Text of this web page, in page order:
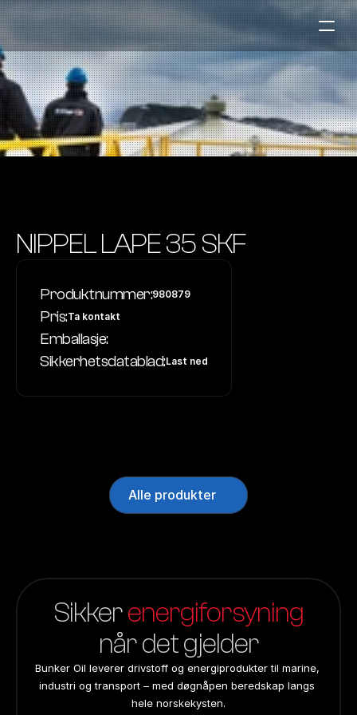
Marine
Auto & Industri
Bensinstasjoner
Våre Produkter
Om Selskapet
Kontakt oss
NIPPEL LAPE 35 SKF
Produktnummer:980879
Pris:Ta kontakt
Emballasje:
Sikkerhetsdatablad:Last ned
Alle produkter
Sikker energiforsyning
når det gjelder
Bunker Oil leverer drivstoff og energiprodukter til marine,
industri og transport – med døgnåpen beredskap langs
hele norskekysten.